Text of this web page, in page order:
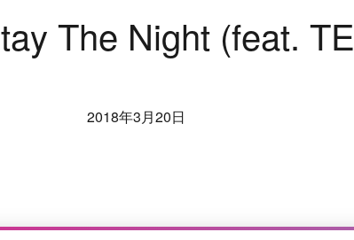
tay The Night(feat. TE
2018年3月20日